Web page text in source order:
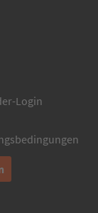
Login